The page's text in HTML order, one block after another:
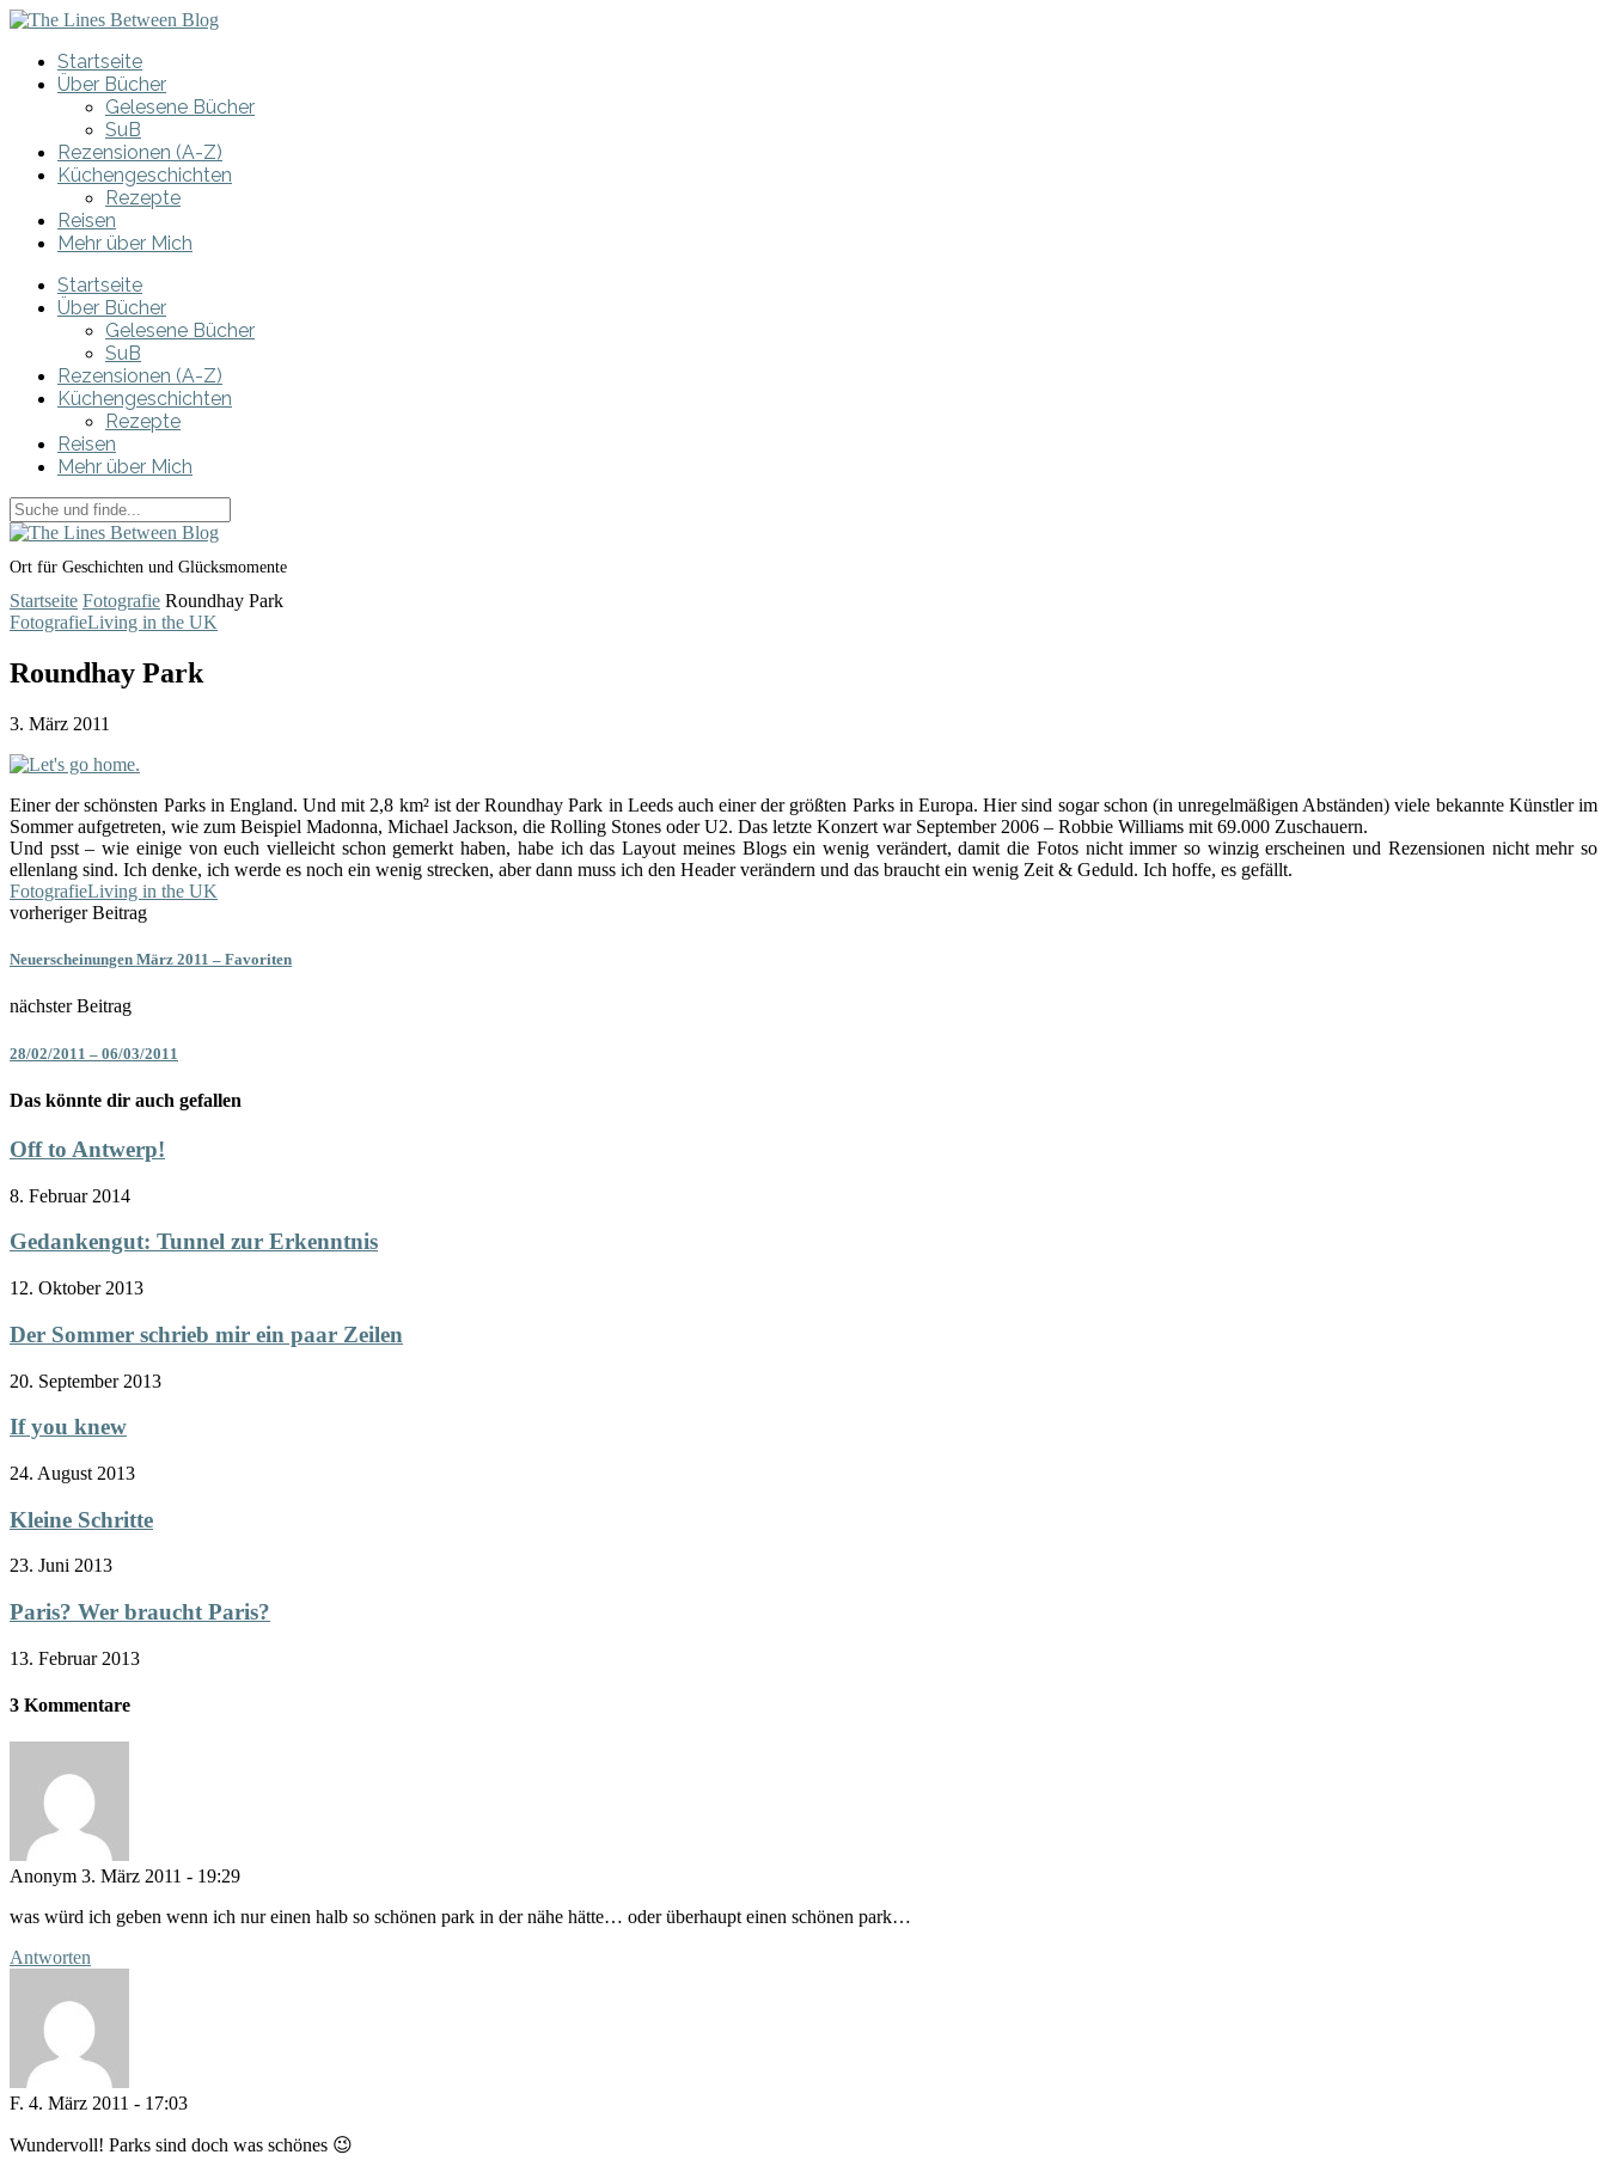
Startseite
Über Bücher
Gelesene Bücher
SuB
Rezensionen (A-Z)
Küchengeschichten
Rezepte
Reisen
Mehr über Mich
Startseite
Über Bücher
Gelesene Bücher
SuB
Rezensionen (A-Z)
Küchengeschichten
Rezepte
Reisen
Mehr über Mich
Ort für Geschichten und Glücksmomente
Startseite Fotografie Roundhay Park
FotografieLiving in the UK
Roundhay Park
3. März 2011
Einer der schönsten Parks in England. Und mit 2,8 km² ist der Roundhay Park in Leeds auch einer der größten Parks in Europa. Hier sind sogar schon (in unregelmäßigen Abständen) viele bekannte Künstler im
Sommer aufgetreten, wie zum Beispiel Madonna, Michael Jackson, die Rolling Stones oder U2. Das letzte Konzert war September 2006 – Robbie Williams mit 69.000 Zuschauern.
Und psst – wie einige von euch vielleicht schon gemerkt haben, habe ich das Layout meines Blogs ein wenig verändert, damit die Fotos nicht immer so winzig erscheinen und Rezensionen nicht mehr so
ellenlang sind. Ich denke, ich werde es noch ein wenig strecken, aber dann muss ich den Header verändern und das braucht ein wenig Zeit & Geduld. Ich hoffe, es gefällt.
FotografieLiving in the UK
vorheriger Beitrag
Neuerscheinungen März 2011 – Favoriten
nächster Beitrag
28/02/2011 – 06/03/2011
Das könnte dir auch gefallen
Off to Antwerp!
8. Februar 2014
Gedankengut: Tunnel zur Erkenntnis
12. Oktober 2013
Der Sommer schrieb mir ein paar Zeilen
20. September 2013
If you knew
24. August 2013
Kleine Schritte
23. Juni 2013
Paris? Wer braucht Paris?
13. Februar 2013
3 Kommentare
Anonym 3. März 2011 - 19:29
was würd ich geben wenn ich nur einen halb so schönen park in der nähe hätte… oder überhaupt einen schönen park…
Antworten
F. 4. März 2011 - 17:03
Wundervoll! Parks sind doch was schönes 😉